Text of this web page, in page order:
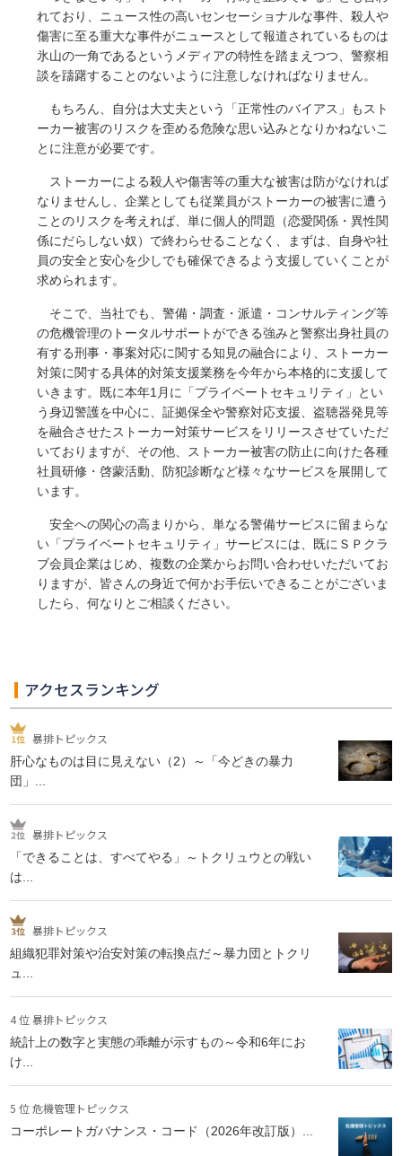
れており、ニュース性の高いセンセーショナルな事件、殺人や
傷害に至る重大な事件がニュースとして報道されているものは
氷山の一角であるというメディアの特性を踏まえつつ、警察相
談を躊躇することのないように注意しなければなりません。
もちろん、自分は大丈夫という「正常性のバイアス」もスト
ーカー被害のリスクを歪める危険な思い込みとなりかねないこ
とに注意が必要です。
ストーカーによる殺人や傷害等の重大な被害は防がなければ
なりませんし、企業としても従業員がストーカーの被害に遭う
ことのリスクを考えれば、単に個人的問題（恋愛関係・異性関
係にだらしない奴）で終わらせることなく、まずは、自身や社
員の安全と安心を少しでも確保できるよう支援していくことが
求められます。
そこで、当社でも、警備・調査・派遣・コンサルティング等
の危機管理のトータルサポートができる強みと警察出身社員の
有する刑事・事案対応に関する知見の融合により、ストーカー
対策に関する具体的対策支援業務を今年から本格的に支援して
いきます。既に本年1月に「プライベートセキュリティ」とい
う身辺警護を中心に、証拠保全や警察対応支援、盗聴器発見等
を融合させたストーカー対策サービスをリリースさせていただ
いておりますが、その他、ストーカー被害の防止に向けた各種
社員研修・啓蒙活動、防犯診断など様々なサービスを展開して
います。
安全への関心の高まりから、単なる警備サービスに留まらな
い「プライベートセキュリティ」サービスには、既にＳＰクラ
ブ会員企業はじめ、複数の企業からお問い合わせいただいてお
りますが、皆さんの身近で何かお手伝いできることがございま
したら、何なりとご相談ください。
アクセスランキング
暴排トピックス
肝心なものは目に見えない（2）～「今どきの暴力
団」...
暴排トピックス
「できることは、すべてやる」～トクリュウとの戦い
は...
暴排トピックス
組織犯罪対策や治安対策の転換点だ～暴力団とトクリ
ュ...
4 位 暴排トピックス
統計上の数字と実態の乖離が示すもの～令和6年にお
け...
5 位 危機管理トピックス
コーポレートガバナンス・コード（2026年改訂版）...